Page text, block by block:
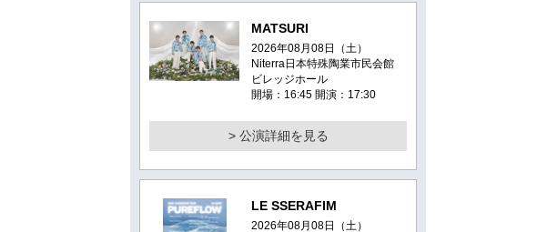
MATSURI
2026年08月08日（土）
Niterra日本特殊陶業市民会館
ビレッジホール
開場：16:45 開演：17:30
> 公演詳細を見る
LE SSERAFIM
2026年08月08日（土）